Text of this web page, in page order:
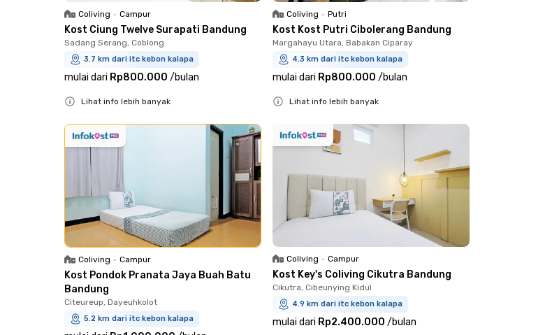
Coliving • Campur
Kost Ciung Twelve Surapati Bandung
Sadang Serang, Coblong
3.7 km dari itc kebon kalapa
mulai dari Rp800.000 /bulan
Lihat info lebih banyak
Coliving • Putri
Kost Kost Putri Cibolerang Bandung
Margahayu Utara, Babakan Ciparay
4.3 km dari itc kebon kalapa
mulai dari Rp800.000 /bulan
Lihat info lebih banyak
Coliving • Campur
Kost Pondok Pranata Jaya Buah Batu
Bandung
Citeureup, Dayeuhkolot
5.2 km dari itc kebon kalapa
Coliving • Campur
Kost Key's Coliving Cikutra Bandung
Cikutra, Cibeunying Kidul
4.9 km dari itc kebon kalapa
mulai dari Rp2.400.000 /bulan